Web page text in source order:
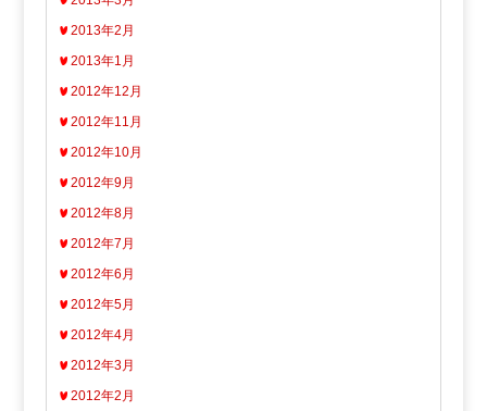
2013年2月
2013年1月
2012年12月
2012年11月
2012年10月
2012年9月
2012年8月
2012年7月
2012年6月
2012年5月
2012年4月
2012年3月
2012年2月